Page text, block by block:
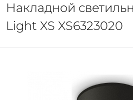
Накладной
Light XS XS6323020